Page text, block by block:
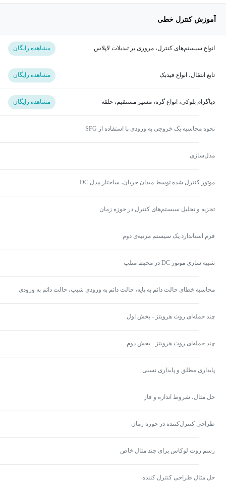
آموزش کنترل خطی
انواع سیستم‌های کنترل، مروری بر تبدیلات لاپلاس مشاهده رایگان
تابع انتقال، انواع فیدبک مشاهده رایگان
دیاگرام بلوکی، انواع گره، مسیر مستقیم، حلقه مشاهده رایگان
نحوه محاسبه یک خروجی به ورودی با استفاده از SFG
مدل‌سازی
موتور کنترل شده توسط میدان جریان، ساختار مدل DC
تجزیه و تحلیل سیستم‌های کنترل در حوزه زمان
فرم استاندارد یک سیستم مرتبه‌ی دوم
شبیه سازی موتور DC در محیط متلب
محاسبه خطای حالت دائم به پایه، حالت دائم به ورودی شیب، حالت دائم به ورودی
چند جمله‌ای روث هرویتز - بخش اول
چند جمله‌ای روث هرویتز - بخش دوم
پایداری مطلق و پایداری نسبی
حل مثال، شروط اندازه و فاز
طراحی کنترل‌کننده در حوزه زمان
رسم روت لوکاس برای چند مثال خاص
حل مثال طراحی کنترل کننده